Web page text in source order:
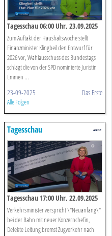
Tagesschau 06:00 Uhr, 23.09.2025
Zum Auftakt der Haushaltswoche stellt
Finanzminister Klingbeil den Entwurf für
2026 vor, Wahlausschuss des Bundestags
schlägt die von der SPD nominierte Juristin
Emmen ...
23-09-2025 Das Erste
Alle Folgen
Tagesschau
Tagesschau 17:00 Uhr, 22.09.2025
Verkehrsminister verspricht \"Neuanfang\"
bei der Bahn mit neuer Konzernchefin,
Defekte Leitung bremst Zugverkehr nach